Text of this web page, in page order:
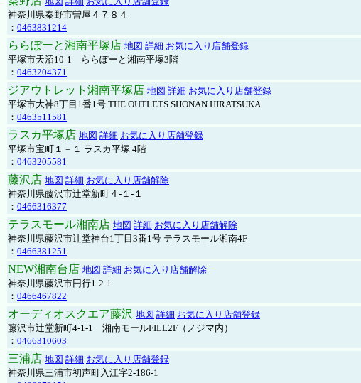
神奈川県秦野市曽屋４７８４
： 0463831214
ららぽーと湘南平塚店 地図 詳細 お気に入り店舗登録
平塚市天沼10-1 ららぽーと湘南平塚3階
： 0463204371
ジアウトレット湘南平塚店 地図 詳細 お気に入り店舗登録
平塚市大神8丁目1番1号 THE OUTLETS SHONAN HIRATSUKA
： 0463511581
ラスカ平塚店 地図 詳細 お気に入り店舗登録
平塚市宝町１－１ ラスカ平塚 4階
： 0463205581
藤沢店 地図 詳細 お気に入り店舗解除
神奈川県藤沢市辻堂新町４-１-１
： 0466316377
テラスモール湘南店 地図 詳細 お気に入り店舗解除
神奈川県藤沢市辻堂神台1丁目3番1号 テラスモール湘南4F
： 0466381251
NEW湘南台店 地図 詳細 お気に入り店舗解除
神奈川県藤沢市円行1-2-1
： 0466467822
オーディオスクエア藤沢 地図 詳細 お気に入り店舗登録
藤沢市辻堂新町4-1-1 湘南モールFILL2F（ノジマ内）
： 0466310603
三浦店 地図 詳細 お気に入り店舗登録
神奈川県三浦市初声町入江字2-186-1